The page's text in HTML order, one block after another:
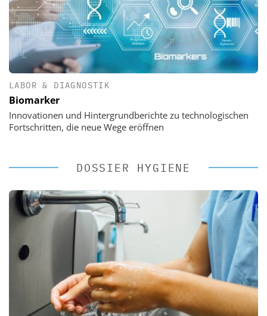
LABOR & DIAGNOSTIK
Biomarker
Innovationen und Hintergrundberichte zu technologischen
Fortschritten, die neue Wege eröffnen
DOSSIER HYGIENE